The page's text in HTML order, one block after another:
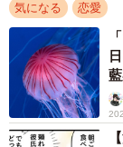
気になる 恋愛